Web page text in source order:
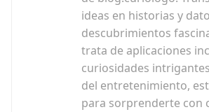
ideas en historias y
descubrimientos
trata de aplicaciones
curiosidades
del entretenimiento,
para sorprenderte con